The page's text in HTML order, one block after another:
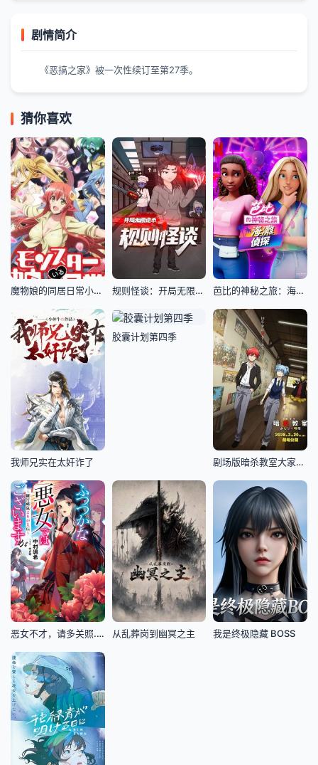
剧情简介
《恶搞之家》被一次性续订至第27季。
猜你喜欢
魔物娘的同居日常小剧场 规则怪谈：开局无限诡币 芭比的神秘之旅：海滩探案集国语版
我师兄实在太奸诈了
胶囊计划第四季
剧场版暗杀教室大家的时间
恶女不才，请多关照.～雏宫蝶鼠换身传 从乱葬岗到幽冥之主 我是终极隐藏 BOSS